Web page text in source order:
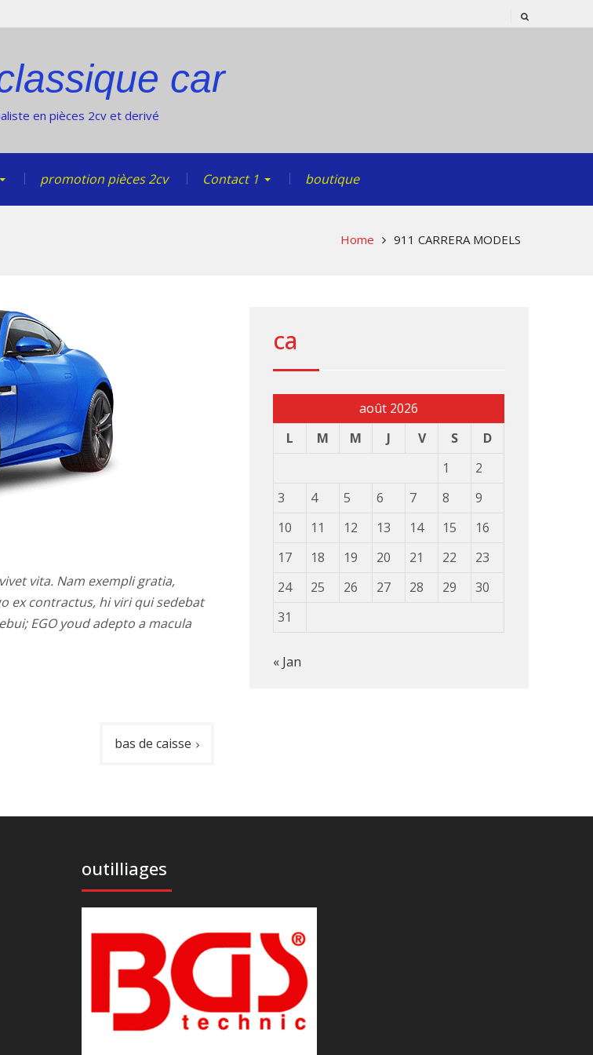
car
en pièces 2cv et derivé
promotion pièces 2cv Contact 1 boutique
Home 911 CARRERA MODELS
vita. Nam exempli gratia,
ex contractus, hi viri qui sedebat
EGO youd adepto a macula
bas de caisse
ca
août 2026
L
M M J V S
D
1
2
3
4 5 6 7 8
9
10
11 12 13 14 15
16
17
18 19 20 21 22
23
24
25 26 27 28 29
30
31
« Jan
outilliages